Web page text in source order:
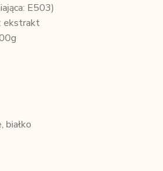
E503)
ekstrakt
białko